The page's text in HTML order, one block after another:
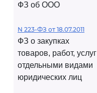
ФЗ об ООО
N 223-ФЗ от 18.07.2011
ФЗ о закупках
товаров, работ, услуг
отдельными видами
юридических лиц